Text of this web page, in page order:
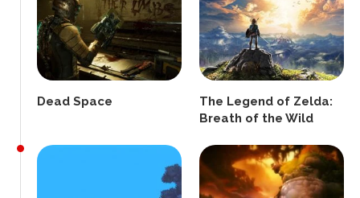
Dead Space
The Legend of Zelda:
Breath of the Wild